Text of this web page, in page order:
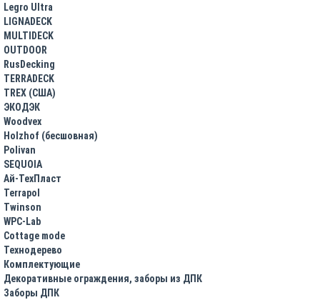
Legro Ultra
LIGNADECK
MULTIDECK
OUTDOOR
RusDecking
TERRADECK
TREX (США)
ЭКОДЭК
Woodvex
Holzhof (бесшовная)
Polivan
SEQUOIA
Ай-ТехПласт
Terrapol
Twinson
WPC-Lab
Cottage mode
Технодерево
Комплектующие
Декоративные ограждения, заборы из ДПК
Заборы ДПК